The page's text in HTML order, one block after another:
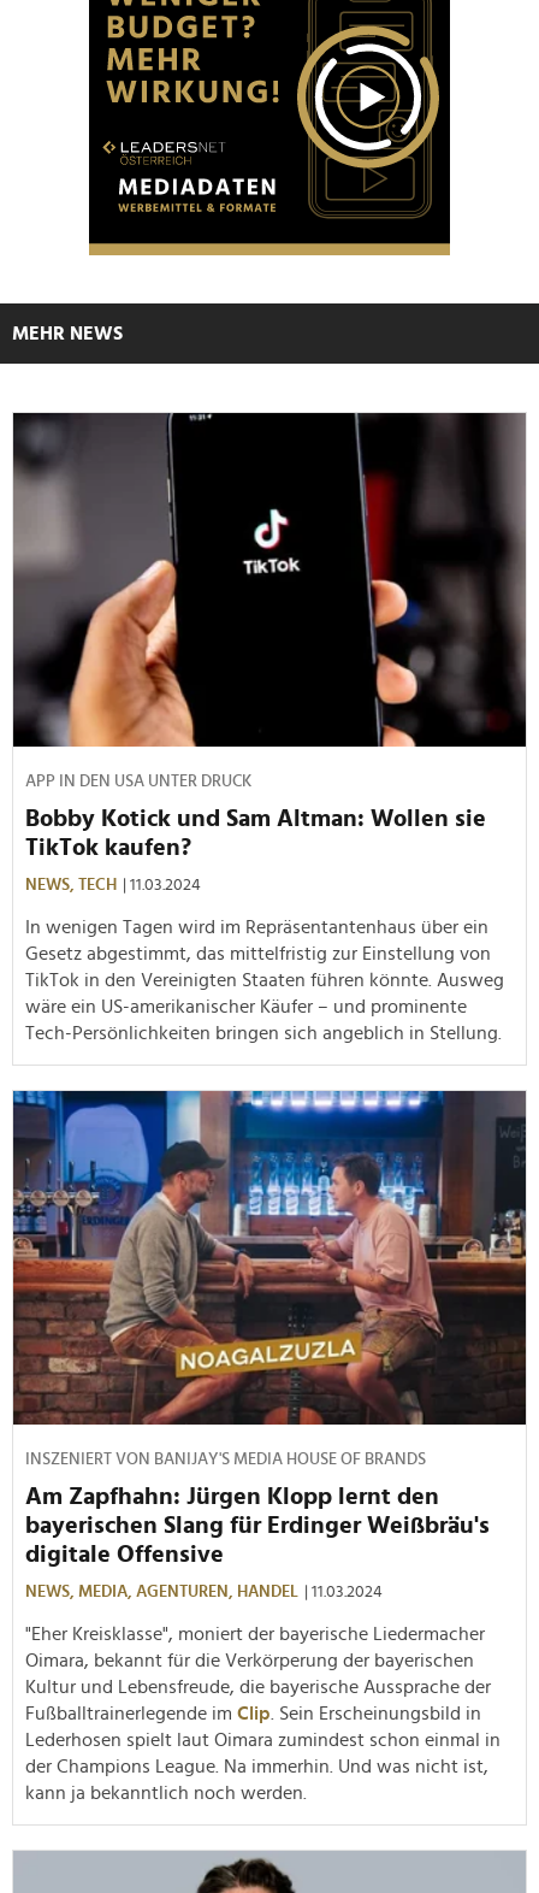
MEHR NEWS
APP IN DEN USA UNTER DRUCK
Bobby Kotick und Sam Altman: Wollen sie
TikTok kaufen?
NEWS, TECH | 11.03.2024
In wenigen Tagen wird im Repräsentantenhaus über ein
Gesetz abgestimmt, das mittelfristig zur Einstellung von
TikTok in den Vereinigten Staaten führen könnte. Ausweg
wäre ein US-amerikanischer Käufer – und prominente
Tech-Persönlichkeiten bringen sich angeblich in Stellung.
INSZENIERT VON BANIJAY'S MEDIA HOUSE OF BRANDS
Am Zapfhahn: Jürgen Klopp lernt den
bayerischen Slang für Erdinger Weißbräu's
digitale Offensive
NEWS, MEDIA, AGENTUREN, HANDEL | 11.03.2024
"Eher Kreisklasse", moniert der bayerische Liedermacher
Oimara, bekannt für die Verkörperung der bayerischen
Kultur und Lebensfreude, die bayerische Aussprache der
Fußballtrainerlegende im Clip . Sein Erscheinungsbild in
Lederhosen spielt laut Oimara zumindest schon einmal in
der Champions League. Na immerhin. Und was nicht ist,
kann ja bekanntlich noch werden.